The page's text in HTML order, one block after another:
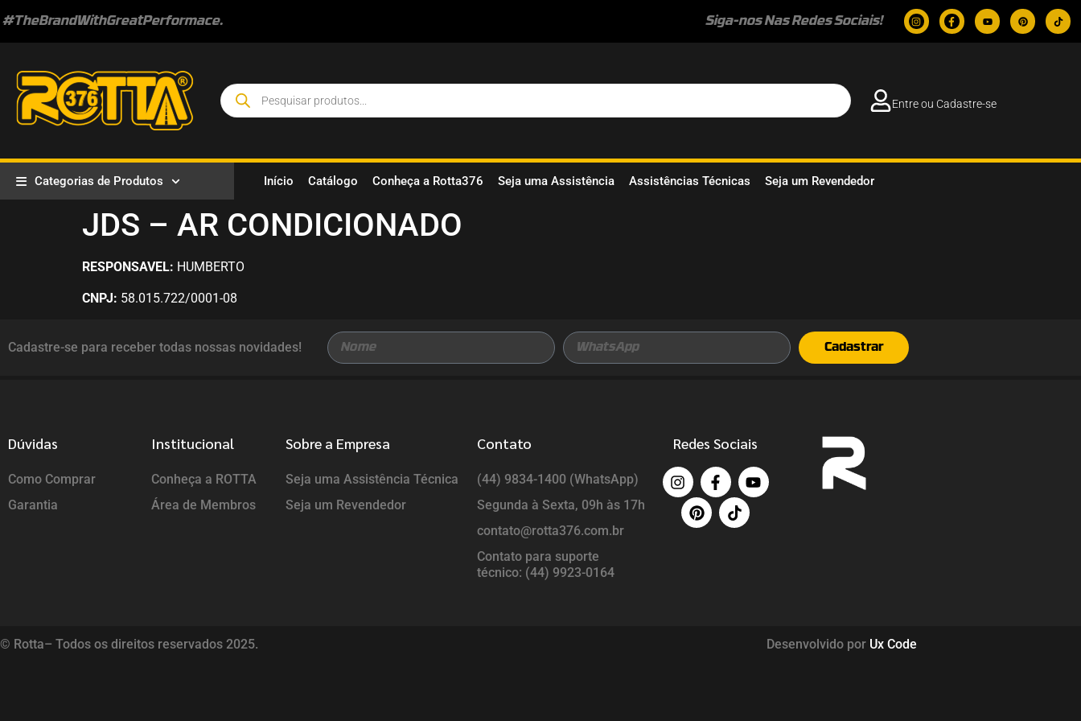
#TheBrandWithGreatPerformace. Siga-nos Nas Redes Sociais!
Entre ou Cadastre-se
Categorias de Produtos Início Catálogo Conheça a Rotta376 Seja uma Assistência Assistências Técnicas Seja um Revendedor
JDS – AR CONDICIONADO
RESPONSAVEL: HUMBERTO
CNPJ: 58.015.722/0001-08
Cadastre-se para receber todas nossas novidades! Cadastrar
Dúvidas
Como Comprar
Garantia
Institucional
Conheça a ROTTA
Área de Membros
Sobre a Empresa
Seja uma Assistência Técnica
Seja um Revendedor
Contato
(44) 9834-1400 (WhatsApp)
Segunda à Sexta, 09h às 17h
contato@rotta376.com.br
Contato para suporte
técnico: (44) 9923-0164
Redes Sociais
© Rotta– Todos os direitos reservados 2025. Desenvolvido por Ux Code